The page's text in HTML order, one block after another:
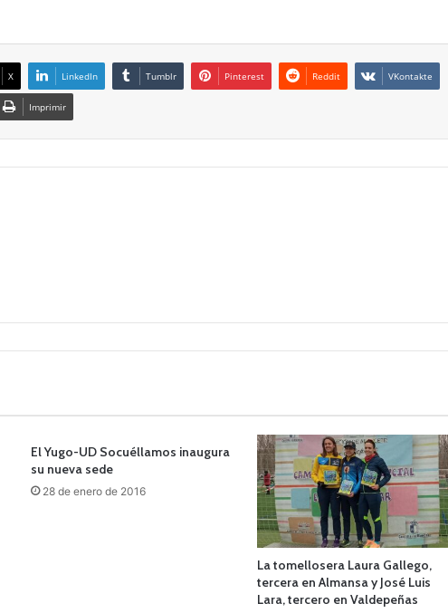
X LinkedIn Tumblr Pinterest Reddit VKontakte
Imprimir
El Yugo-UD Socuéllamos inaugura
su nueva sede
28 de enero de 2016
La tomellosera Laura Gallego,
tercera en Almansa y José Luis
Lara, tercero en Valdepeñas